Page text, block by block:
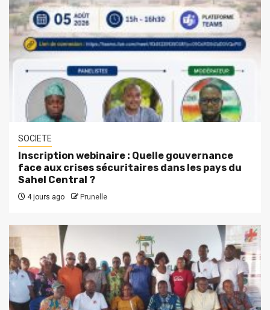
SOCIETE
Inscription webinaire : Quelle gouvernance
face aux crises sécuritaires dans les pays du
Sahel Central ?
4 jours ago Prunelle